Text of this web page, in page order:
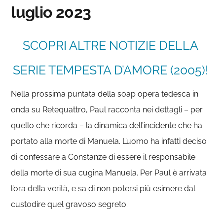
luglio 2023
SCOPRI ALTRE NOTIZIE DELLA
SERIE TEMPESTA D’AMORE (2005)!
Nella prossima puntata della soap opera tedesca in
onda su Retequattro, Paul racconta nei dettagli – per
quello che ricorda – la dinamica dell’incidente che ha
portato alla morte di Manuela. L’uomo ha infatti deciso
di confessare a Constanze di essere il responsabile
della morte di sua cugina Manuela. Per Paul è arrivata
l’ora della verità, e sa di non potersi più esimere dal
custodire quel gravoso segreto.